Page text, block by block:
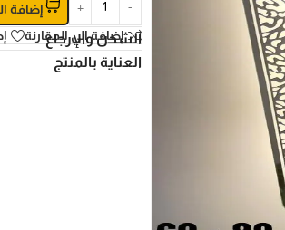
إضافة
إضافة الي المقارنة
الشحن والإرجاع
العناية بالمنتج